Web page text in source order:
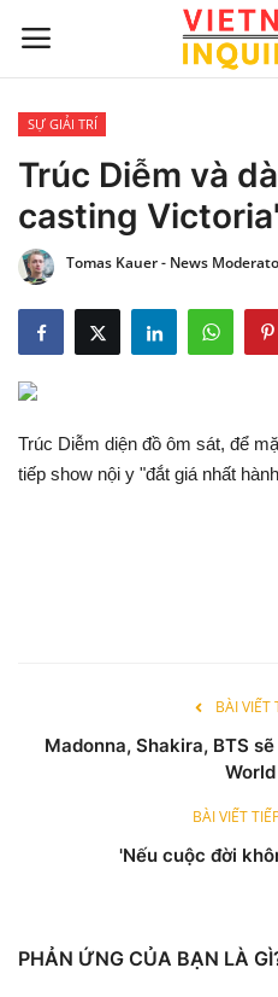
Trang chủ
Liên hệ
TIN TỨC THẾ GIỚI
CẬP NHẬT
CÔNG NGHỆ
Vietnamese
SỰ GIẢI TRÍ
Trúc Diễm và
casting
Tomas Kauer - News
Trúc Diễm diện đồ ôm sát, để
tiếp show nội y "đắt giá nhất
BÀI VIẾT
Madonna, Shakira, BTS
BÀI VIẾT
'Nếu cuộc đời
PHẢN ỨNG CỦA BẠN LÀ